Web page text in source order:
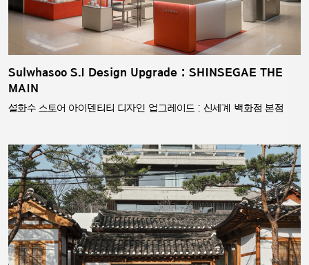
Sulwhasoo S.I Design Upgrade : SHINSEGAE THE
MAIN
설화수 스토어 아이덴티티 디자인 업그레이드 : 신세계 백화점 본점